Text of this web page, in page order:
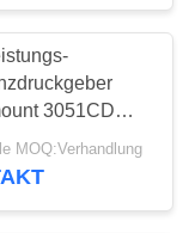
8
3051CD
MOQ:Verhandlung